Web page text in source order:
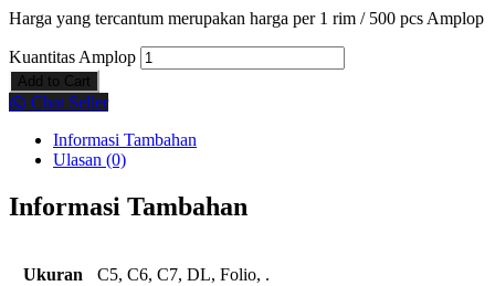
Harga yang tercantum merupakan harga per 1 rim / 500 pcs Amplop
Kuantitas Amplop
Add to Cart
Chat Seller
Informasi Tambahan
Ulasan (0)
Informasi Tambahan
Ukuran C5, C6, C7, DL, Folio, .